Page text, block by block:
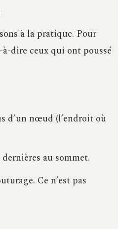
à la pratique. Pour
à-dire ceux qui ont poussé
d’un nœud (l’endroit où
au sommet.
Ce n’est pas